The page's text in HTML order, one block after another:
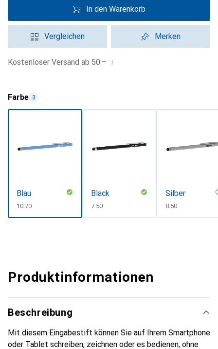
In den Warenkorb
Vergleichen Merken
Kostenloser Versand ab 50.– i
Farbe 3
Blau
CHF
10.70
Black
CHF
7.50
Silber
CHF
8.50
Produktinformationen
Beschreibung
Mit diesem Eingabestift können Sie auf Ihrem Smartphone
oder Tablet schreiben, zeichnen oder es bedienen, ohne